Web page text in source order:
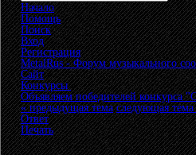
Начало
Помощь
Поиск
Вход
Регистрация
MetalRus - Форум музыкального
Сайт»
Конкурсы»
Объявляем победителей конкурса
« предыдущая тема следующая тема
Ответ
Печать